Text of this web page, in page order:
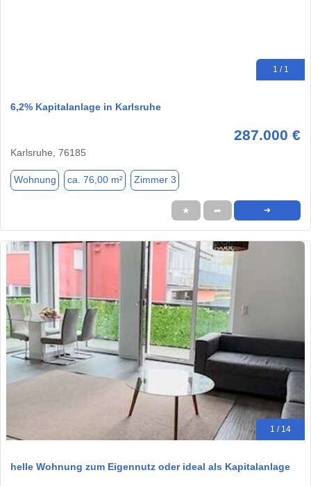
1 / 1
6,2% Kapitalanlage in Karlsruhe
287.000 €
Karlsruhe, 76185
Wohnung ca. 76,00 m² Zimmer 3
★ ➦ ➜
1 / 14
helle Wohnung zum Eigennutz oder ideal als Kapitalanlage